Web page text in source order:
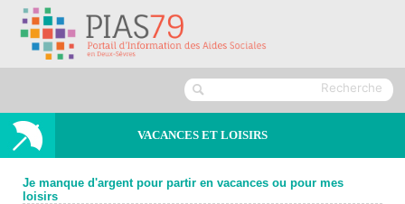
VACANCES ET LOISIRS
Je manque d'argent pour partir en vacances ou pour mes
loisirs